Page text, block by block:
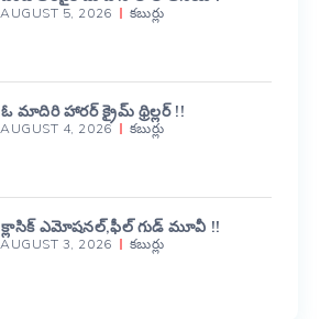
AUGUST 5, 2026 కబుర్లు
ఓ మాదిరి హారర్ క్రైమ్ థ్రిల్లర్ !!
AUGUST 4, 2026 కబుర్లు
క్లాసిక్ ఎమోషనల్,ఫీల్ గుడ్ మూవీ !!
AUGUST 3, 2026 కబుర్లు